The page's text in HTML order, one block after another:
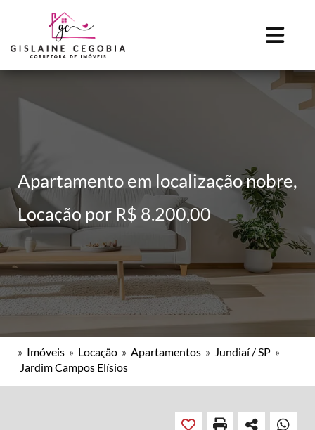
Apartamento em localização nobre,
Locação por R$ 8.200,00
» Imóveis » Locação » Apartamentos » Jundiaí / SP »
Jardim Campos Elísios